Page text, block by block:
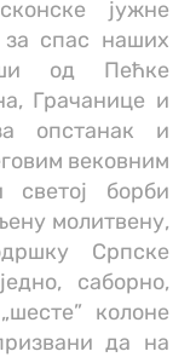
јужне
за спас наших
од Пећке
Грачанице и
опстанак и
вековним
борби
молитвену,
Српске
саборно,
колоне
да на